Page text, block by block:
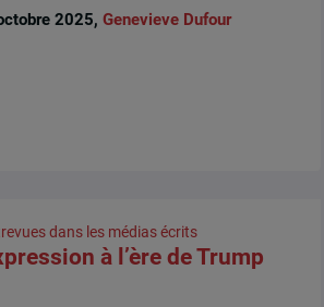
2025, Genevieve Dufour
dans les médias écrits
à l’ère de Trump